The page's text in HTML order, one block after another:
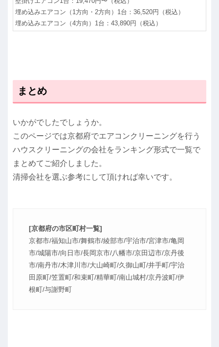
埋め込みエアコン（1方向・2方向）1台：36,520円（税込）
埋め込みエアコン（4方向）1台：43,890円（税込）
まとめ
いかがでしたでしょうか。
このページでは京都府でエアコンクリーニングを行う
ハウスクリーニングの会社をランキング形式で一覧で
まとめてご紹介しました。
清掃会社を選ぶ参考にして頂ければ幸いです。
[京都府の市区町村一覧]
京都市/福知山市/舞鶴市/綾部市/宇治市/宮津市/亀岡
市/城陽市/向日市/長岡京市/八幡市/京田辺市/京丹後
市/南丹市/木津川市/大山崎町/久御山町/井手町/宇治
田原町/笠置町/和束町/精華町/南山城村/京丹波町/伊
根町/与謝野町